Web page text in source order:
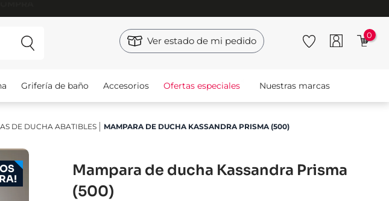
Ver estado de mi pedido 0
Grifería de baño Accesorios Ofertas especiales Nuestras marcas
DE DUCHA ABATIBLES MAMPARA DE DUCHA KASSANDRA PRISMA (500)
Mampara de ducha Kassandra Prisma
(500)